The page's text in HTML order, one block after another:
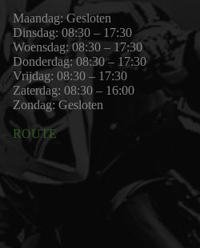
Maandag: Gesloten
Dinsdag: 08:30 – 17:30
Woensdag: 08:30 – 17:30
Donderdag: 08:30 – 17:30
Vrijdag: 08:30 – 17:30
Zaterdag: 08:30 – 16:00
Zondag: Gesloten
ROUTE